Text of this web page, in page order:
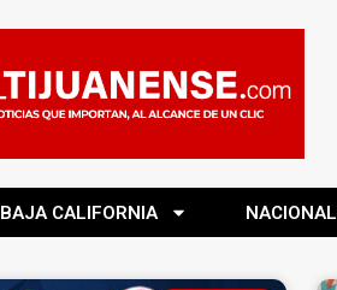
BAJA CALIFORNIA NACIONAL